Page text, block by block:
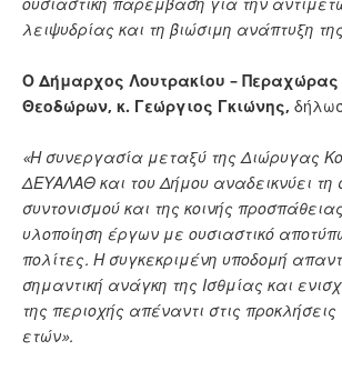
λειψυδρίας και τη βιώσιμη ανάπτυξη
Ο Δήμαρχος Λουτρακίου – Περαχώρας
Θεοδώρων, κ. Γεώργιος Γκιώνης,
«Η συνεργασία μεταξύ της Διώρυγας
ΔΕΥΑΛΑΘ και του Δήμου αναδεικνύει τη
συντονισμού και της κοινής
υλοποίηση έργων με ουσιαστικό
πολίτες. Η συγκεκριμένη υποδομή
σημαντική ανάγκη της Ισθμίας και
της περιοχής απέναντι στις
ετών».